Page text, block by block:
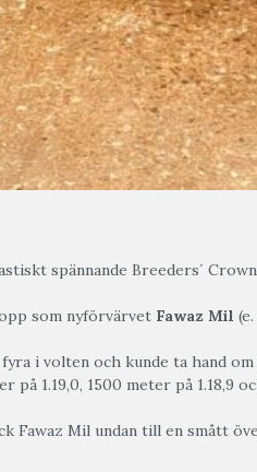
spännande Breeders´
som nyförvärvet Fawaz Mil
i volten och kunde ta hand
1.19,0, 1500 meter på 1.18,9
Fawaz Mil undan till en smått